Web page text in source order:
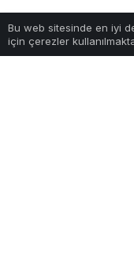
Bu web sitesinde en iyi
için çerezler
Anasayfa